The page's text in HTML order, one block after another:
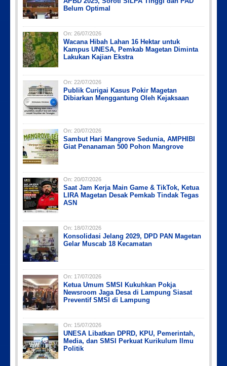
Belum Optimal
On: 26/07/2026
Wacana Hibah Lahan 16 Hektar untuk
Kampus UNESA, Pemkab Magetan Diminta
Lakukan Kajian Ekstra
On: 22/07/2026
Publik Curigai Kasus Pokir Magetan
Dibiarkan Menggantung Oleh Kejaksaan
On: 20/07/2026
Sambut Hari Mangrove Sedunia, AMPHIBI
Giat Penanaman 500 Pohon Mangrove
On: 20/07/2026
Saat Jam Kerja Main Game & TikTok, Ketua
LIRA Magetan Desak Pemkab Tindak Tegas
ASN
On: 18/07/2026
Konsolidasi Jelang 2029, DPD PAN Magetan
Gelar Muscab 18 Kecamatan
On: 17/07/2026
Ketua Umum SMSI Kukuhkan Pokja
Newsroom Jaga Desa di Lampung Siasat
Preventif SMSI di Lampung
On: 15/07/2026
UNESA Libatkan DPRD, KPU, Pemerintah,
Media, dan SMSI Perkuat Kurikulum Ilmu
Politik